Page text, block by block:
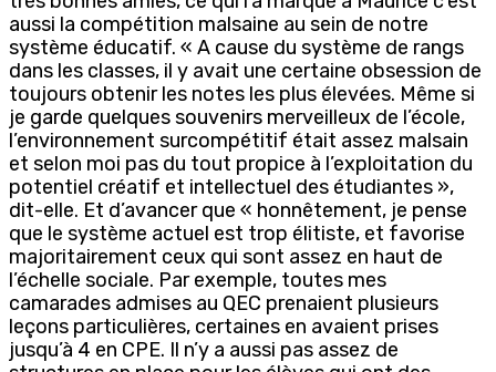
aussi la compétition malsaine au sein de notre
système éducatif. « A cause du système de rangs
dans les classes, il y avait une certaine obsession de
toujours obtenir les notes les plus élevées. Même si
je garde quelques souvenirs merveilleux de l’école,
l’environnement surcompétitif était assez malsain
et selon moi pas du tout propice à l’exploitation du
potentiel créatif et intellectuel des étudiantes »,
dit-elle. Et d’avancer que « honnêtement, je pense
que le système actuel est trop élitiste, et favorise
majoritairement ceux qui sont assez en haut de
l’échelle sociale. Par exemple, toutes mes
camarades admises au QEC prenaient plusieurs
leçons particulières, certaines en avaient prises
jusqu’à 4 en CPE. Il n’y a aussi pas assez de